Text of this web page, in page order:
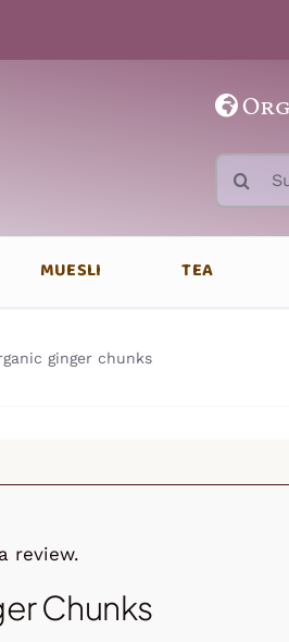
Search
for:
MUESLI TEA
ginger chunks
review.
Chunks